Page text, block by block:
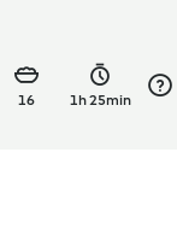
16 1h 25min